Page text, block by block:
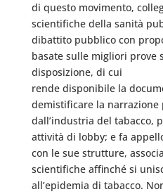
di questo movimento,
scientifiche della sanità
dibattito pubblico con
basate sulle migliori prove
disposizione, di cui
rende disponibile la
demistificare la narrazione
dall’industria del tabacco,
attività di lobby; e fa
con le sue strutture,
scientifiche affinché si
all’epidemia di tabacco.